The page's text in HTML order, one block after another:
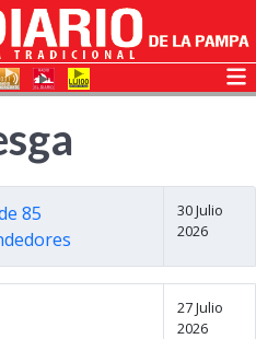
85
30 Julio
2026
27 Julio
2026